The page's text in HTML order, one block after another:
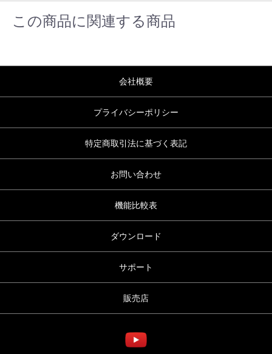
この商品に関連する商品
会社概要
プライバシーポリシー
特定商取引法に基づく表記
お問い合わせ
機能比較表
ダウンロード
サポート
販売店